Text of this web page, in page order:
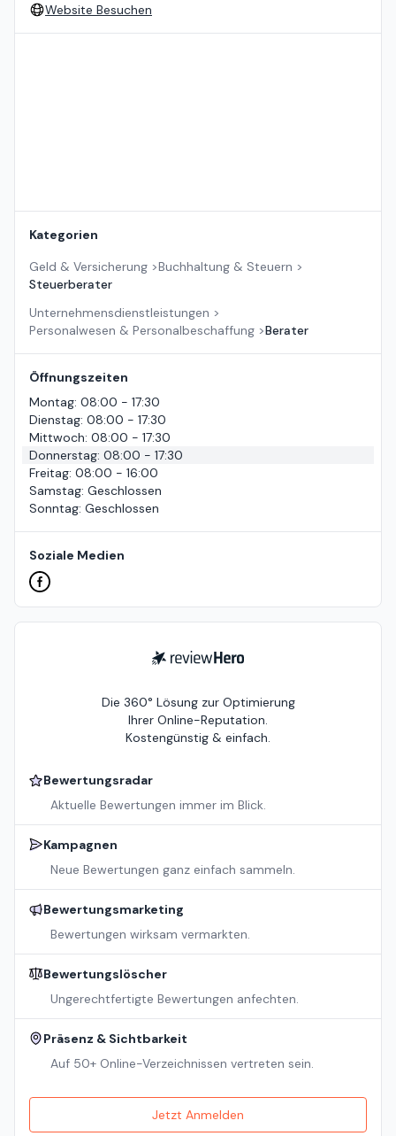
Website Besuchen
Kategorien
Geld & Versicherung >Buchhaltung & Steuern >
Steuerberater
Unternehmensdienstleistungen >
Personalwesen & Personalbeschaffung >Berater
Öffnungszeiten
Montag: 08:00 - 17:30
Dienstag: 08:00 - 17:30
Mittwoch: 08:00 - 17:30
Donnerstag: 08:00 - 17:30
Freitag: 08:00 - 16:00
Samstag: Geschlossen
Sonntag: Geschlossen
Soziale Medien
ReviewHero
Die 360° Lösung zur Optimierung
Ihrer Online-Reputation.
Kostengünstig & einfach.
Bewertungsradar
Aktuelle Bewertungen immer im Blick.
Kampagnen
Neue Bewertungen ganz einfach sammeln.
Bewertungsmarketing
Bewertungen wirksam vermarkten.
Bewertungslöscher
Ungerechtfertigte Bewertungen anfechten.
Präsenz & Sichtbarkeit
Auf 50+ Online-Verzeichnissen vertreten sein.
Jetzt Anmelden